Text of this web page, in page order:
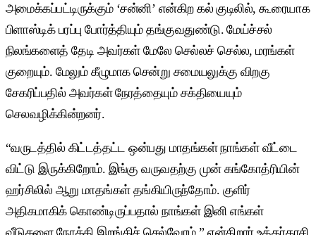
அமைக்கப்பட்டிருக்கும் ‘சன்னி’ என்கிற கல் குடிலில், கூரையாக
பிளாஸ்டிக் பரப்பு போர்த்தியும் தங்குவதுண்டு. மேய்ச்சல்
நிலங்களைத் தேடி அவர்கள் மேலே செல்லச் செல்ல, மரங்கள்
குறையும். மேலும் கீழுமாக சென்று சமையலுக்கு விறகு
சேகரிப்பதில் அவர்கள் நேரத்தையும் சக்தியையும்
செலவழிக்கின்றனர்.
“வருடத்தில் கிட்டத்தட்ட ஒன்பது மாதங்கள் நாங்கள் வீட்டை
விட்டு இருக்கிறோம். இங்கு வருவதற்கு முன் கங்கோத்ரியின்
ஹர்சிலில் ஆறு மாதங்கள் தங்கியிருந்தோம். குளிர்
அதிகமாகிக் கொண்டிருப்பதால் நாங்கள் இனி எங்கள்
வீடுகளை நோக்கி இறங்கிச் செல்வோம்,” என்கிறார் உத்தர்காசி